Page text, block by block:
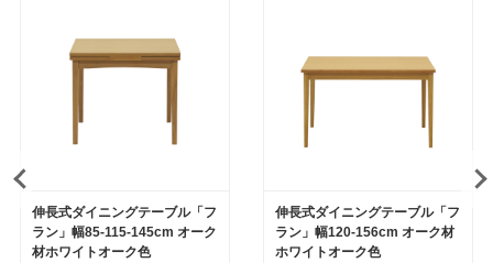
伸長式ダイニングテーブル「フ
ラン」幅85-115-145cm オーク
材ホワイトオーク色
伸長式ダイニングテーブル「フ
ラン」幅120-156cm オーク材
ホワイトオーク色